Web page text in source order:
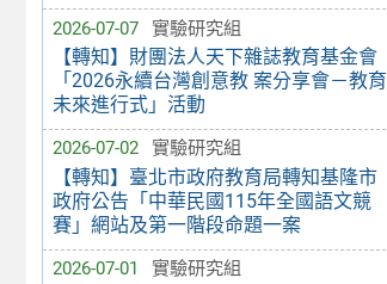
2026-07-07 實驗研究組
【轉知】財團法人天下雜誌教育基金會
「2026永續台灣創意教 案分享會－教育
未來進行式」活動
2026-07-02 實驗研究組
【轉知】臺北市政府教育局轉知基隆市
政府公告「中華民國115年全國語文競
賽」網站及第一階段命題一案
2026-07-01 實驗研究組